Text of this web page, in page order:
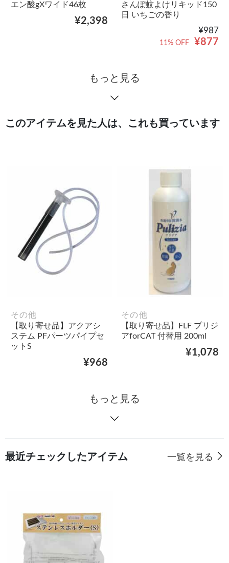
エン酸gXワイド46枚
¥2,398
さんぽ蚊よけリキッド150
日 いちごの香り
¥987
¥877
11% OFF
もっと見る
このアイテムを見た人は、これも買っています
その他
【取り寄せ品】アクアシ
ステム PFパーツパイプセ
ットS
¥968
その他
【取り寄せ品】FLF プリジ
アforCAT 付替用 200ml
¥1,078
もっと見る
最近チェックしたアイテム 一覧を見る